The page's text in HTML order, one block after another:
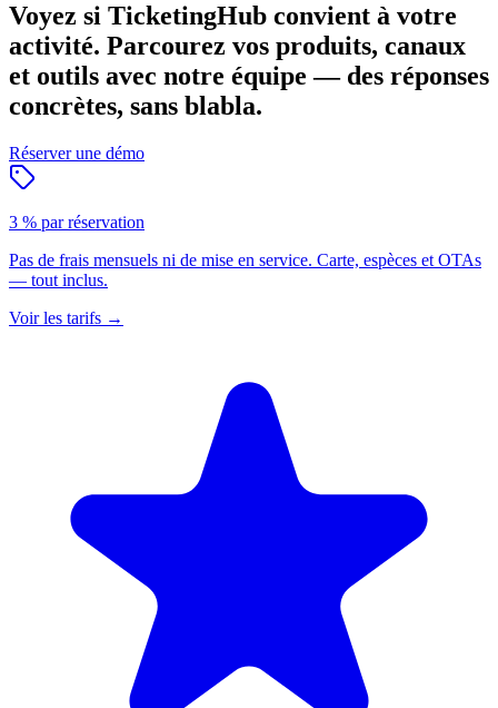
Voyez si TicketingHub convient à votre
activité. Parcourez vos produits, canaux
et outils avec notre équipe — des réponses
concrètes, sans blabla.
Réserver une démo
3 % par réservation
Pas de frais mensuels ni de mise en service. Carte, espèces et OTAs
— tout inclus.
Voir les tarifs →